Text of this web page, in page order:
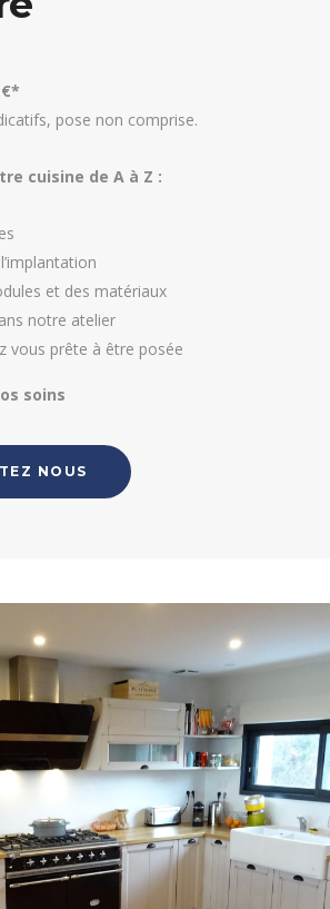
pose non comprise.
cuisine de A à Z :
et des matériaux
notre atelier
vous prête à être posée
soins
NOUS